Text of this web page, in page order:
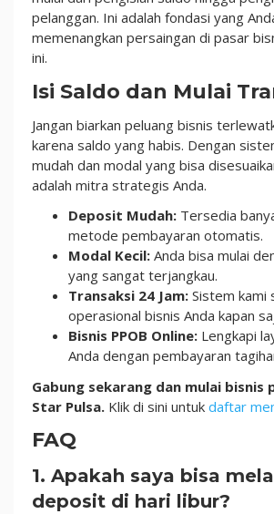
pelanggan. Ini adalah fondasi yang
memenangkan persaingan di pasar
ini.
Isi Saldo dan Mulai
Jangan biarkan peluang bisnis
karena saldo yang habis. Dengan
mudah dan modal yang bisa
adalah mitra strategis Anda.
Deposit Mudah: Tersedia
metode pembayaran otomatis.
Modal Kecil: Anda bisa mulai
yang sangat terjangkau.
Transaksi 24 Jam: Sistem kami
operasional bisnis Anda kapan
Bisnis PPOB Online: Lengkapi
Anda dengan pembayaran
Gabung sekarang dan mulai bisnis
Star Pulsa. Klik di sini untuk daftar
FAQ
1. Apakah saya bisa
deposit di hari libur?